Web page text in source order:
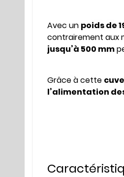
Avec un poids de
contrairement aux
jusqu’à 500 mm
Grâce à cette
l’alimentation